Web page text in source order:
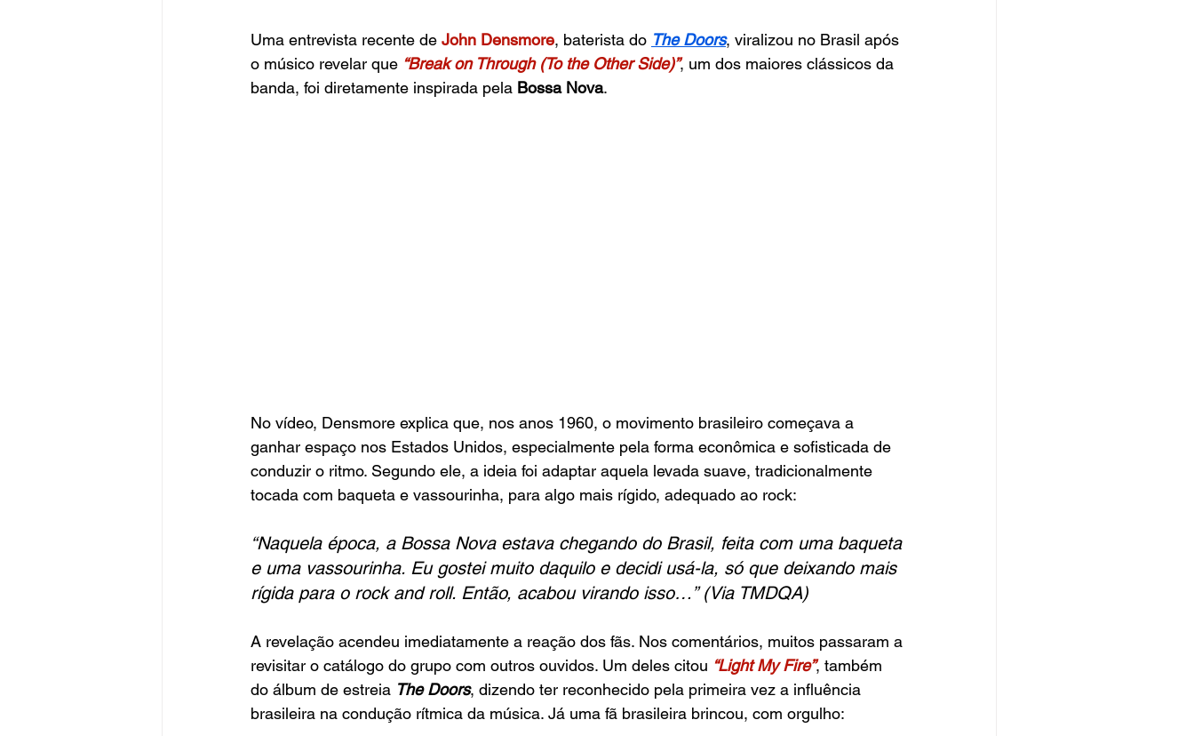
Uma entrevista recente de John Densmore, baterista do The Doors, viralizou no Brasil após
o músico revelar que “Break on Through (To the Other Side)”, um dos maiores clássicos da
banda, foi diretamente inspirada pela Bossa Nova.
No vídeo, Densmore explica que, nos anos 1960, o movimento brasileiro começava a
ganhar espaço nos Estados Unidos, especialmente pela forma econômica e sofisticada de
conduzir o ritmo. Segundo ele, a ideia foi adaptar aquela levada suave, tradicionalmente
tocada com baqueta e vassourinha, para algo mais rígido, adequado ao rock:
“Naquela época, a Bossa Nova estava chegando do Brasil, feita com uma baqueta
e uma vassourinha. Eu gostei muito daquilo e decidi usá-la, só que deixando mais
rígida para o rock and roll. Então, acabou virando isso…” (Via TMDQA)
A revelação acendeu imediatamente a reação dos fãs. Nos comentários, muitos passaram a
revisitar o catálogo do grupo com outros ouvidos. Um deles citou “Light My Fire”, também
do álbum de estreia The Doors, dizendo ter reconhecido pela primeira vez a influência
brasileira na condução rítmica da música. Já uma fã brasileira brincou, com orgulho: